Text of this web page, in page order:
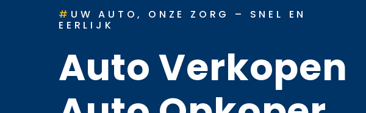
# UW AUTO, ONZE ZORG – SNEL EN
EERLIJK
Auto Verkopen